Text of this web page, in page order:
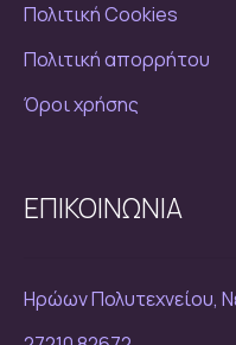
Πολιτική Cookies
Πολιτική απορρήτου
Όροι χρήσης
ΕΠΙΚΟΙΝΩΝΙΑ
Ηρώων Πολυτεχνείου,